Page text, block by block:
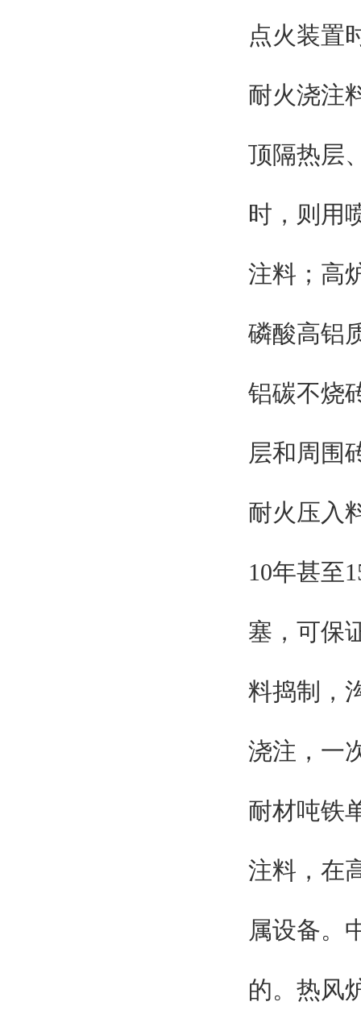
点火装置
耐火浇注
顶隔热层
时，则用
注料；高
磷酸高铝
铝碳不烧
层和周围
耐火压入
10年甚至
塞，可保
料捣制，
浇注，一
耐材吨铁
注料，在
属设备。
的。热风